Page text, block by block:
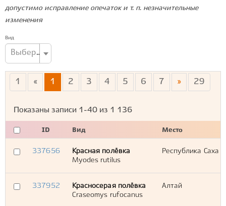
допустимо исправление опечаток и т. п. незначительные
изменения
Вид
Выберите вид...
1 « 1 2 3 4 5 6 7 » 29
Показаны записи 1-40 из 1 136
ID Вид Место
337656
Красная полёвка
Myodes rutilus
Республика Саха
337952
Красносерая полёвка
Craseomys rufocanus
Алтай